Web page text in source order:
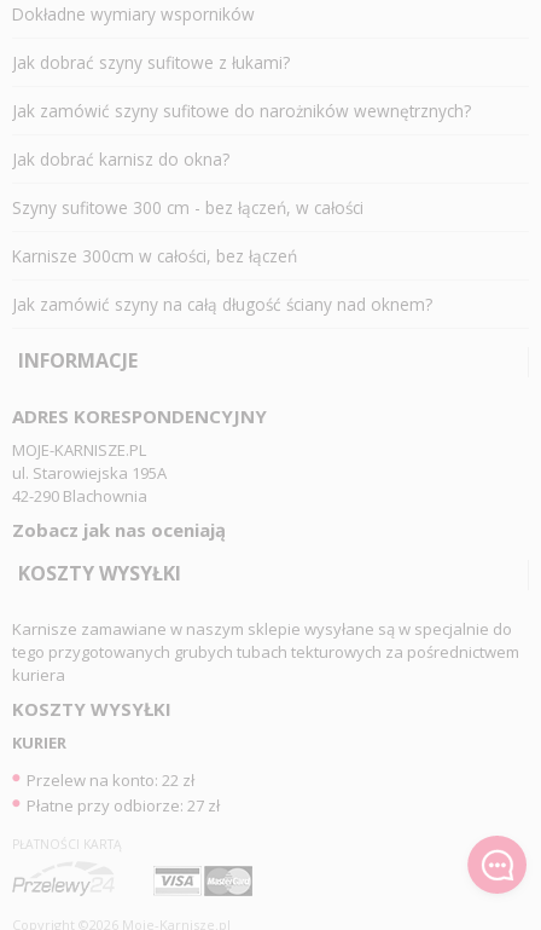
Dokładne wymiary wsporników
Jak dobrać szyny sufitowe z łukami?
Jak zamówić szyny sufitowe do narożników wewnętrznych?
Jak dobrać karnisz do okna?
Szyny sufitowe 300 cm - bez łączeń, w całości
Karnisze 300cm w całości, bez łączeń
Jak zamówić szyny na całą długość ściany nad oknem?
INFORMACJE
ADRES KORESPONDENCYJNY
MOJE-KARNISZE.PL
ul. Starowiejska 195A
42-290 Blachownia
Zobacz jak nas oceniają
KOSZTY WYSYŁKI
Karnisze zamawiane w naszym sklepie wysyłane są w specjalnie do
tego przygotowanych grubych tubach tekturowych za pośrednictwem
kuriera
KOSZTY WYSYŁKI
KURIER
Przelew na konto: 22 zł
Płatne przy odbiorze: 27 zł
PŁATNOŚCI KARTĄ
Copyright ©2026 Moje-Karnisze.pl